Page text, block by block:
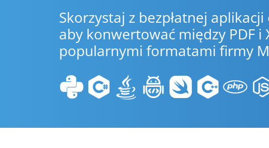
Skorzystaj z bezpłatnej
aby konwertować między PDF i
popularnymi formatami firmy